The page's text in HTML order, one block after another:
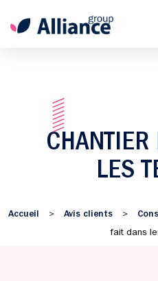
LES
Accueil > Avis clients >
fait dans